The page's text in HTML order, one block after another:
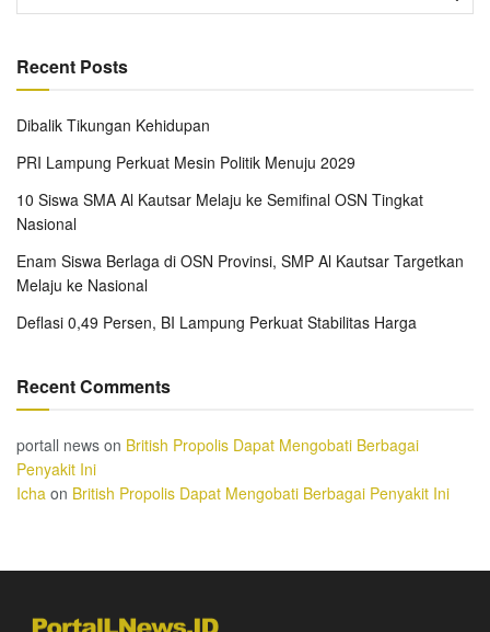
Recent Posts
Dibalik Tikungan Kehidupan
PRI Lampung Perkuat Mesin Politik Menuju 2029
10 Siswa SMA Al Kautsar Melaju ke Semifinal OSN Tingkat
Nasional
Enam Siswa Berlaga di OSN Provinsi, SMP Al Kautsar Targetkan
Melaju ke Nasional
Deflasi 0,49 Persen, BI Lampung Perkuat Stabilitas Harga
Recent Comments
portall news on British Propolis Dapat Mengobati Berbagai
Penyakit Ini
Icha on British Propolis Dapat Mengobati Berbagai Penyakit Ini